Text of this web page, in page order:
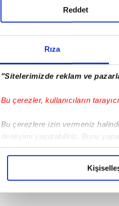
Rıza
"Sitelerimizde reklam ve
Bu çerezler, kullanıcıların
Bu çerezlere izin vermeniz
deneyimi yaşatabiliriz. Bunu
içerikleri sunabilmek adına
Reddet